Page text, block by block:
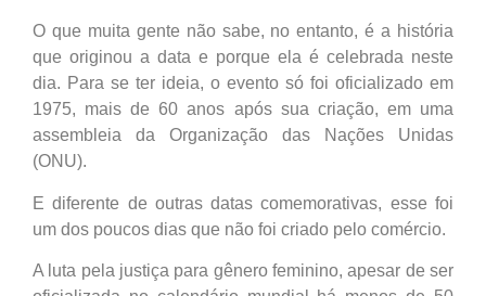
O que muita gente não sabe, no entanto, é a história
que originou a data e porque ela é celebrada neste
dia. Para se ter ideia, o evento só foi oficializado em
1975, mais de 60 anos após sua criação, em uma
assembleia da Organização das Nações Unidas
(ONU).
E diferente de outras datas comemorativas, esse foi
um dos poucos dias que não foi criado pelo comércio.
A luta pela justiça para gênero feminino, apesar de ser